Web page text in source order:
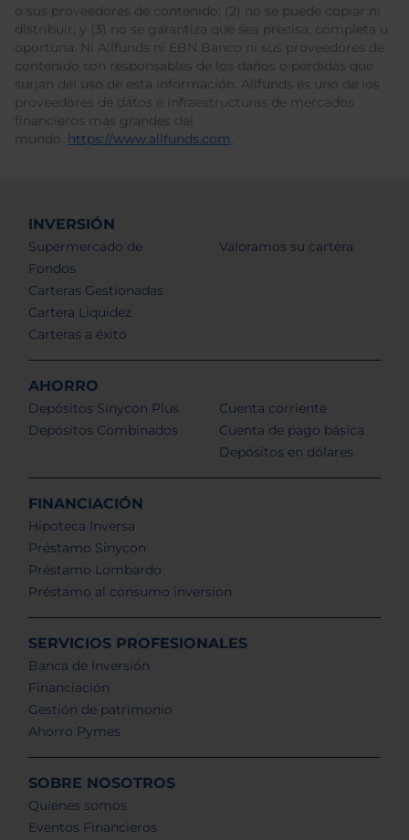
o sus proveedores de contenido; (2) no se puede copiar ni
distribuir; y (3) no se garantiza que sea precisa, completa u
oportuna. Ni Allfunds ni EBN Banco ni sus proveedores de
contenido son responsables de los daños o pérdidas que
surjan del uso de esta información. Allfunds es uno de los
proveedores de datos e infraestructuras de mercados
financieros más grandes del
mundo. https://www.allfunds.com.
INVERSIÓN
Supermercado de
Fondos
Carteras Gestionadas
Cartera Liquidez
Carteras a éxito
Valoramos su cartera
AHORRO
Depósitos Sinycon Plus
Depósitos Combinados
Cuenta corriente
Cuenta de pago básica
Depósitos en dólares
FINANCIACIÓN
Hipoteca Inversa
Préstamo Sinycon
Préstamo Lombardo
Préstamo al consumo inversion
SERVICIOS PROFESIONALES
Banca de Inversión
Financiación
Gestión de patrimonio
Ahorro Pymes
SOBRE NOSOTROS
Quienes somos
Eventos Financieros